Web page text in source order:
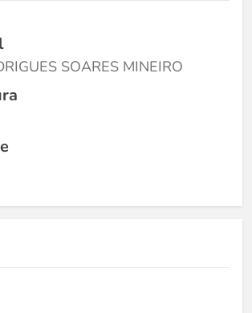
SOARES MINEIRO